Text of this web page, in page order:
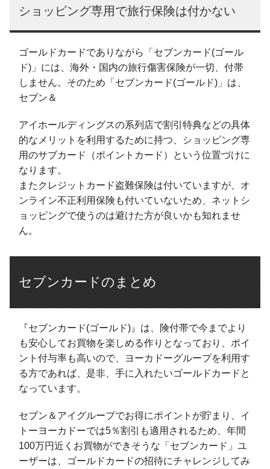
ショッピング専用で旅行保険は付かない
ゴールドカードでありながら「セブンカード(ゴール
ド)」には、海外・国内の旅行傷害保険が一切、付帯
しません。そのため「セブンカード(ゴールド)」は、
セブン＆
アイホールディングスの系列店で割引特典などの具体
的なメリットを利用するために持つ、ショッピング専
用のサブカード（ポイントカード）という位置づけに
なります。
またクレジットカード盗難保険は付いていますが、オ
ンライン不正利用保険も付いていないため、ネットシ
ョッピングで使うのは避けた方が良いかも知れませ
ん。
セブンカードのまとめ
『セブンカード(ゴールド)』は、険付帯で今までより
も安心してお買物を楽しめる作りとなっており、ポイ
ント付与率も高いので、ヨーカドーグループを利用す
る方であれば、是非、手に入れたいゴールドカードと
なっています。
セブン＆アイグループでお得にポイントが貯まり、イ
トーヨーカドーでは5％割引も適用されるため、年間
100万円近くお買物ができそうな「セブンカード」ユ
ーザーは、ゴールドカードの招待にチャレンジしてみ